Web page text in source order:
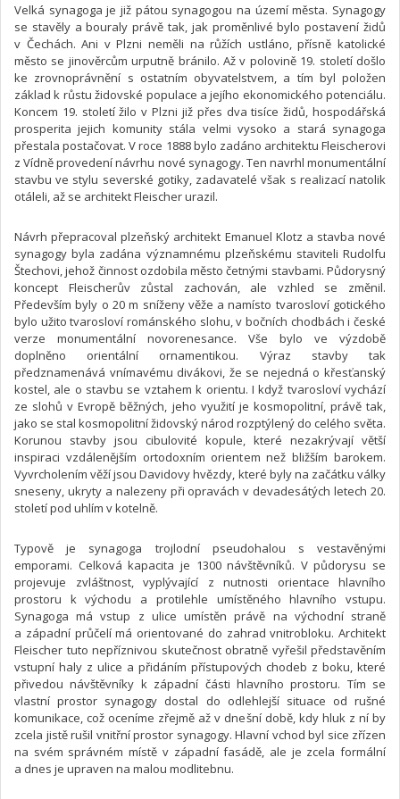
Velká synagoga je již pátou synagogou na území města. Synagogy
se stavěly a bouraly právě tak, jak proměnlivé bylo postavení židů
v Čechách. Ani v Plzni neměli na růžích ustláno, přísně katolické
město se jinověrcům urputně bránilo. Až v polovině 19. století došlo
ke zrovnoprávnění s ostatním obyvatelstvem, a tím byl položen
základ k růstu židovské populace a jejího ekonomického potenciálu.
Koncem 19. století žilo v Plzni již přes dva tisíce židů, hospodářská
prosperita jejich komunity stála velmi vysoko a stará synagoga
přestala postačovat. V roce 1888 bylo zadáno architektu Fleischerovi
z Vídně provedení návrhu nové synagogy. Ten navrhl monumentální
stavbu ve stylu severské gotiky, zadavatelé však s realizací natolik
otáleli, až se architekt Fleischer urazil.
Návrh přepracoval plzeňský architekt Emanuel Klotz a stavba nové
synagogy byla zadána významnému plzeňskému staviteli Rudolfu
Štechovi, jehož činnost ozdobila město četnými stavbami. Půdorysný
koncept Fleischerův zůstal zachován, ale vzhled se změnil.
Především byly o 20 m sníženy věže a namísto tvarosloví gotického
bylo užito tvarosloví románského slohu, v bočních chodbách i české
verze monumentální novorenesance. Vše bylo ve výzdobě
doplněno orientální ornamentikou. Výraz stavby tak
předznamenává vnímavému divákovi, že se nejedná o křesťanský
kostel, ale o stavbu se vztahem k orientu. I když tvarosloví vychází
ze slohů v Evropě běžných, jeho využití je kosmopolitní, právě tak,
jako se stal kosmopolitní židovský národ rozptýlený do celého světa.
Korunou stavby jsou cibulovité kopule, které nezakrývají větší
inspiraci vzdálenějším ortodoxním orientem než bližším barokem.
Vyvrcholením věží jsou Davidovy hvězdy, které byly na začátku války
sneseny, ukryty a nalezeny při opravách v devadesátých letech 20.
století pod uhlím v kotelně.
Typově je synagoga trojlodní pseudohalou s vestavěnými
emporami. Celková kapacita je 1300 návštěvníků. V půdorysu se
projevuje zvláštnost, vyplývající z nutnosti orientace hlavního
prostoru k východu a protilehle umístěného hlavního vstupu.
Synagoga má vstup z ulice umístěn právě na východní straně
a západní průčelí má orientované do zahrad vnitrobloku. Architekt
Fleischer tuto nepříznivou skutečnost obratně vyřešil představěním
vstupní haly z ulice a přidáním přístupových chodeb z boku, které
přivedou návštěvníky k západní části hlavního prostoru. Tím se
vlastní prostor synagogy dostal do odlehlejší situace od rušné
komunikace, což oceníme zřejmě až v dnešní době, kdy hluk z ní by
zcela jistě rušil vnitřní prostor synagogy. Hlavní vchod byl sice zřízen
na svém správném místě v západní fasádě, ale je zcela formální
a dnes je upraven na malou modlitebnu.